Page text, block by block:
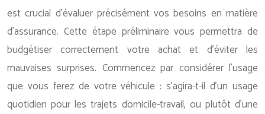
est crucial d’évaluer précisément vos besoins en matière
d’assurance. Cette étape préliminaire vous permettra de
budgétiser correctement votre achat et d’éviter les
mauvaises surprises. Commencez par considérer l’usage
que vous ferez de votre véhicule : s’agira-t-il d’un usage
quotidien pour les trajets domicile-travail, ou plutôt d’une